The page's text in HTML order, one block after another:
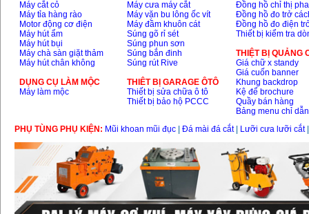
Máy cắt cỏ
Máy tỉa hàng rào
Motor động cơ điện
Máy hút ẩm
Máy hút bụi
Máy chà sàn giặt thảm
Máy hút chân không
DỤNG CỤ LÀM MỘC
Máy làm mộc
Máy cưa máy cắt
Máy vặn bu lông ốc vít
Máy đầm khuôn cát
Súng gõ rỉ sét
Súng phun sơn
Súng bắn đinh
Súng rút Rive
THIÊT BỊ GARAGE ÔTÔ
Thiết bị sửa chữa ô tô
Thiết bị bảo hộ PCCC
Đồng hồ chỉ thị pha
Đồng hồ đo trở
Đồng hồ đo điện
Thiết bị kiểm tra
THIỆT BỊ QUẢNG
Giá chữ x standy
Giá cuốn banner
Khung backdrop
Kệ để brochure
Quầy bán hàng
Bảng menu chỉ dẫn
PHỤ TÙNG PHỤ KIỆN: Mũi khoan mũi đục Đá mài đá cắt| Lưỡi cưa lưỡi cắt